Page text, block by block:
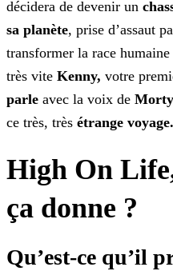
décidera de devenir un
sa planète, prise d’assaut
transformer la race
très vite Kenny, votre
parle avec la voix de Morty
ce très, très étrange voyage.
High On
ça donne ?
Qu’est-ce qu’il